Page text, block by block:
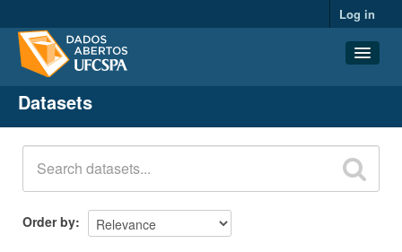
Log in
Datasets
Organizations
Groups
About
Datasets
Order by